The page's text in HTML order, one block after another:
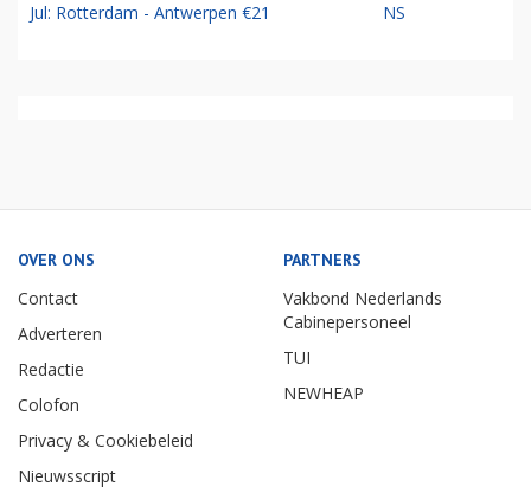
Jul: Rotterdam - Antwerpen €21 NS
OVER ONS
Contact
Adverteren
Redactie
Colofon
Privacy & Cookiebeleid
Nieuwsscript
PARTNERS
Vakbond Nederlands
Cabinepersoneel
TUI
NEWHEAP